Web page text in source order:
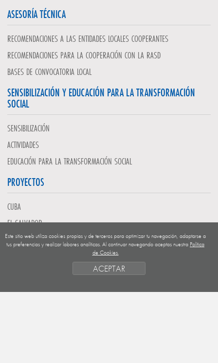
Este sitio web utiliza cookies propias y de terceros para optimizar tu navegación, adaptarse a
tus preferencias y realizar labores analíticas. Al continuar navegando aceptas nuestra Política
de Cookies.
ACEPTAR
ASESORÍA TÉCNICA
RECOMENDACIONES A LAS ENTIDADES LOCALES COOPERANTES
RECOMENDACIONES PARA LA COOPERACIÓN CON LA RASD
BASES DE CONVOCATORIA LOCAL
SENSIBILIZACIÓN Y EDUCACIÓN PARA LA TRANSFORMACIÓN
SOCIAL
SENSIBILIZACIÓN
ACTIVIDADES
EDUCACIÓN PARA LA TRANSFORMACIÓN SOCIAL
PROYECTOS
CUBA
EL SALVADOR
GUATEMALA
EUROPA